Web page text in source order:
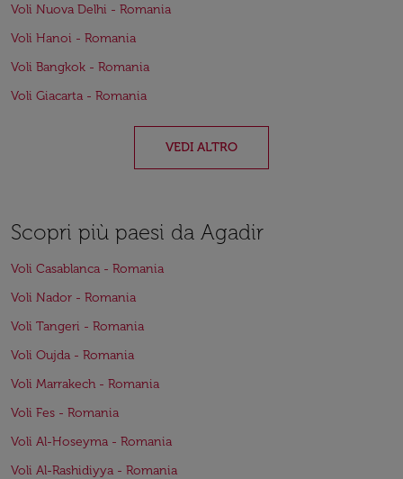
Voli Nuova Delhi - Romania
Voli Hanoi - Romania
Voli Bangkok - Romania
Voli Giacarta - Romania
VEDI ALTRO
Scopri più paesi da Agadir
Voli Casablanca - Romania
Voli Nador - Romania
Voli Tangeri - Romania
Voli Oujda - Romania
Voli Marrakech - Romania
Voli Fes - Romania
Voli Al-Hoseyma - Romania
Voli Al-Rashidiyya - Romania